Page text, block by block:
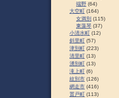
端野 (64)
大空町 (164)
女満別 (115)
東藻琴 (37)
小清水町 (12)
斜里町 (57)
津別町 (223)
清里町 (13)
湧別町 (13)
滝上町 (6)
紋別市 (126)
網走市 (416)
置戸町 (113)